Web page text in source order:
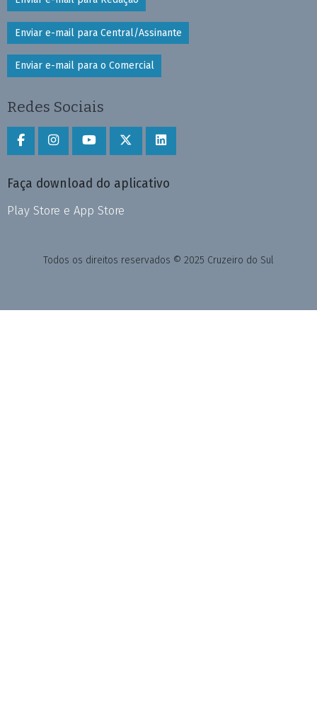
Enviar e-mail para Central/Assinante
Enviar e-mail para o Comercial
Redes Sociais
Faça download do aplicativo
Play Store e App Store
Todos os direitos reservados © 2025 Cruzeiro do Sul